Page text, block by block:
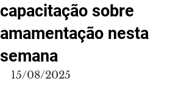
capacitação sobre
amamentação nesta
semana
15/08/2025